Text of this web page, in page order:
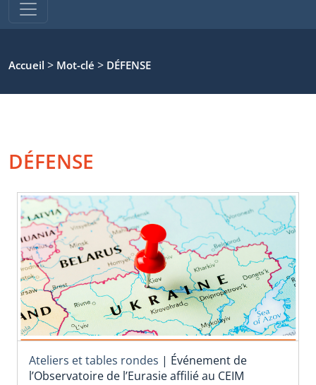
Accueil > Mot-clé > DÉFENSE
DÉFENSE
Ateliers et tables rondes | Événement de
l’Observatoire de l’Eurasie affilié au CEIM